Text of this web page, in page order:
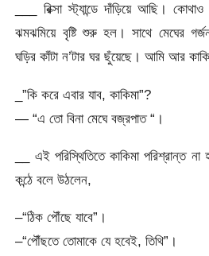
___ রিক্সা স্ট্যান্ডে দাঁড়িয়ে আছি।
ঝমঝমিয়ে বৃষ্টি শুরু হল। সাথে মেঘের
ঘড়ির কাঁটা ন’টার ঘর ছুঁয়েছে। আমি আর
_”কি করে এবার যাব, কাকিমা”?
— “এ তো বিনা মেঘে বজ্রপাত “।
__ এই পরিস্থিতিতে কাকিমা পরিশ্রান্ত
কন্ঠে বলে উঠলেন,
–“ঠিক পৌঁছে যাবে”।
–“পৌঁছতে তোমাকে যে হবেই, তিথি”।